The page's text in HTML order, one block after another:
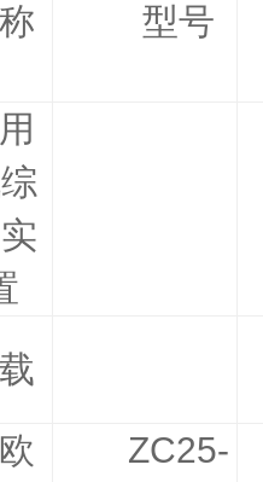
型号
ZC25-